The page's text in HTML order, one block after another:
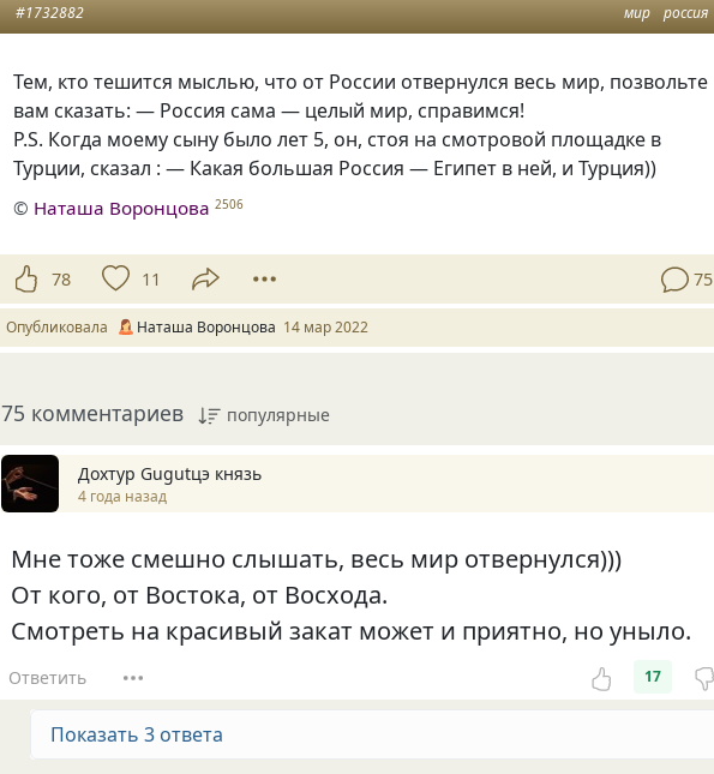
мир россия
#1732882
Тем, кто тешится мыслью, что от России отвернулся весь мир, позвольте
вам сказать: — Россия сама — целый мир, справимся!
Р.S. Когда моему сыну было лет 5, он, стоя на смотровой площадке в
Турции, сказал : — Какая большая Россия — Египет в ней, и Турция))
© Наташа Воронцова 2506
78 11 75
Опубликовала Наташа Воронцова 14 мар 2022
75 комментариев популярные
Дохтур Gugutцэ князь
4 года назад
Мне тоже смешно слышать, весь мир отвернулся)))
От кого, от Востока, от Восхода.
Смотреть на красивый закат может и приятно, но уныло.
Ответить 17
Показать 3 ответа